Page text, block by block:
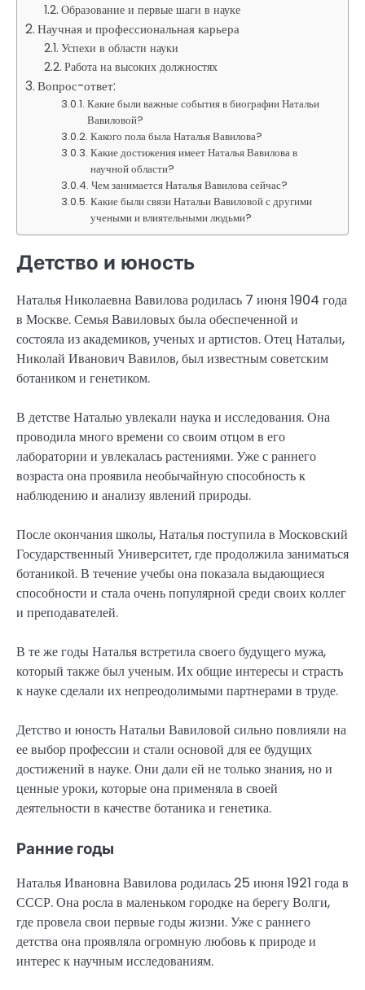
Образование и первые шаги в науке
Научная и профессиональная карьера
Успехи в области науки
Работа на высоких должностях
Вопрос-ответ:
Какие были важные события в биографии Натальи
Вавиловой?
Какого пола была Наталья Вавилова?
Какие достижения имеет Наталья Вавилова в
научной области?
Чем занимается Наталья Вавилова сейчас?
Какие были связи Натальи Вавиловой с другими
учеными и влиятельными людьми?
Детство и юность
Наталья Николаевна Вавилова родилась 7 июня 1904 года
в Москве. Семья Вавиловых была обеспеченной и
состояла из академиков, ученых и артистов. Отец Натальи,
Николай Иванович Вавилов, был известным советским
ботаником и генетиком.
В детстве Наталью увлекали наука и исследования. Она
проводила много времени со своим отцом в его
лаборатории и увлекалась растениями. Уже с раннего
возраста она проявила необычайную способность к
наблюдению и анализу явлений природы.
После окончания школы, Наталья поступила в Московский
Государственный Университет, где продолжила заниматься
ботаникой. В течение учебы она показала выдающиеся
способности и стала очень популярной среди своих коллег
и преподавателей.
В те же годы Наталья встретила своего будущего мужа,
который также был ученым. Их общие интересы и страсть
к науке сделали их непреодолимыми партнерами в труде.
Детство и юность Натальи Вавиловой сильно повлияли на
ее выбор профессии и стали основой для ее будущих
достижений в науке. Они дали ей не только знания, но и
ценные уроки, которые она применяла в своей
деятельности в качестве ботаника и генетика.
Ранние годы
Наталья Ивановна Вавилова родилась 25 июня 1921 года в
СССР. Она росла в маленьком городке на берегу Волги,
где провела свои первые годы жизни. Уже с раннего
детства она проявляла огромную любовь к природе и
интерес к научным исследованиям.